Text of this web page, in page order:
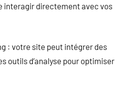
interagir directement avec vos
: votre site peut intégrer des
outils d’analyse pour optimiser